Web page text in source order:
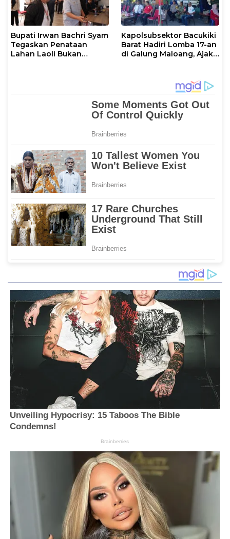
Bupati Irwan Bachri Syam
Tegaskan Penataan
Lahan Laoli Bukan
Kapolsubsektor Bacukiki
Barat Hadiri Lomba 17-an
di Galung Maloang, Ajak